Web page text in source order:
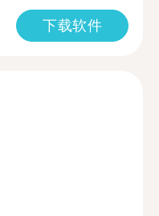
下载软件